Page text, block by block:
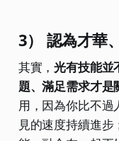
3） 認為才華
其實，光有技能並
題、滿足需求才是
用，因為你比不
見的速度持續進